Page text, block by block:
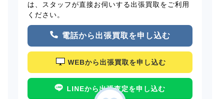
は、スタッフが直接お伺いする出張買取をご利用
ください。
電話から出張買取を申し込む
WEBから出張買取を申し込む
LINEから出張査定を申し込む